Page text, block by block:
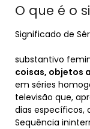
O que é o
Significado de
substantivo
coisas, objetos
em séries
televisão que,
dias específicos,
Sequência